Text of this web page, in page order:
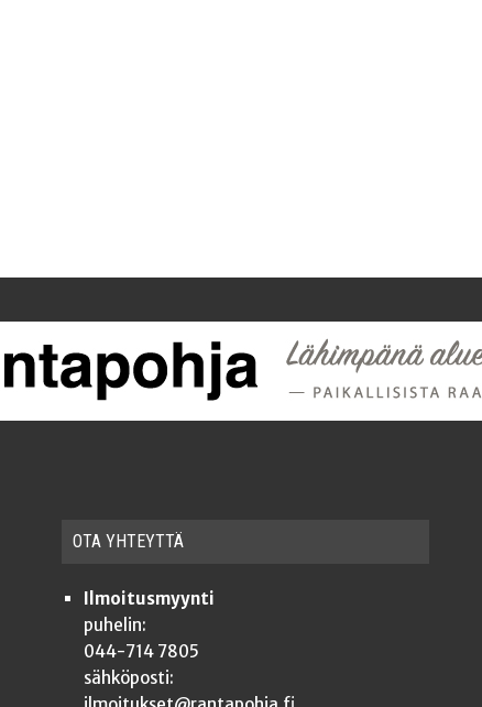
OTA YHTEYT­TÄ
Ilmoitusmyynti
puhelin:
044-714 7805
sähköposti: